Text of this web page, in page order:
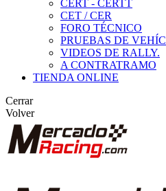
CERT - CERTT
CET / CER
FORO TÉCNICO
PRUEBAS DE
VIDEOS DE RALLY.
A CONTRATRAMO
TIENDA ONLINE
Cerrar
Volver